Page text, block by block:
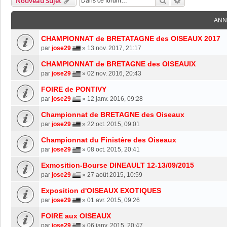
CHAMPIONNAT de BRETATAGNE des OISEAUX 2017
par jose29 » 13 nov. 2017, 21:17
CHAMPIONNAT de BRETAGNE des OISEAUIX
par jose29 » 02 nov. 2016, 20:43
FOIRE de PONTIVY
par jose29 » 12 janv. 2016, 09:28
Championnat de BRETAGNE des Oiseaux
par jose29 » 22 oct. 2015, 09:01
Championnat du Finistère des Oiseaux
par jose29 » 08 oct. 2015, 20:41
Exmosition-Bourse DINEAULT 12-13/09/2015
par jose29 » 27 août 2015, 10:59
Exposition d'OISEAUX EXOTIQUES
par jose29 » 01 avr. 2015, 09:26
FOIRE aux OISEAUX
par jose29 » 06 janv. 2015, 20:47